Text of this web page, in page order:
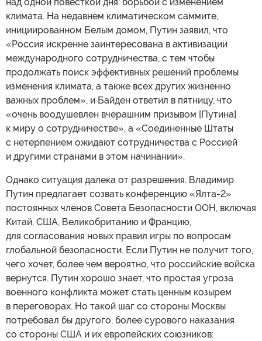
климата. На недавнем климатическом саммите,
инициированном Белым домом, Путин заявил, что
«Россия искренне заинтересована в активизации
международного сотрудничества, с тем чтобы
продолжать поиск эффективных решений проблемы
изменения климата, а также всех других жизненно
важных проблем», и Байден ответил в пятницу, что
«очень воодушевлен вчерашним призывом [Путина]
к миру о сотрудничестве», а «Соединенные Штаты
с нетерпением ожидают сотрудничества с Россией
и другими странами в этом начинании».
Однако ситуация далека от разрешения. Владимир
Путин предлагает созвать конференцию «Ялта-2»
постоянных членов Совета Безопасности ООН, включая
Китай, США, Великобританию и Францию,
для согласования новых правил игры по вопросам
глобальной безопасности. Если Путин не получит того,
чего хочет, более чем вероятно, что российские войска
вернутся. Путин хорошо знает, что простая угроза
военного конфликта может стать ценным козырем
в переговорах. Но такой шаг со стороны Москвы
потребовал бы другого, более сурового наказания
со стороны США и их европейских союзников: